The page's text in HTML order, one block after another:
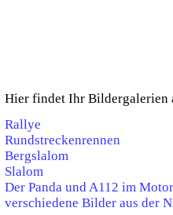
Hier findet Ihr Bildergalerien
Rallye
Rundstreckenrennen
Bergslalom
Slalom
Der Panda und A112 im
verschiedene Bilder aus der